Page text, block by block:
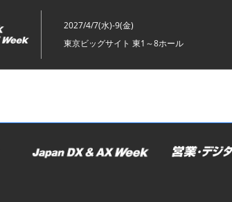
2027/4/7(水)-9(金)
東京ビッグサイト 東1～8ホール